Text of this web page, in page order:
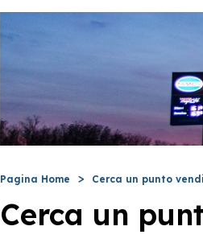
Pagina Home Cerca un punto
Cerca un